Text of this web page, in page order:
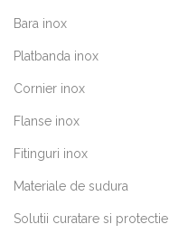
Bara inox
Platbanda inox
Cornier inox
Flanse inox
Fitinguri inox
Materiale de sudura
Solutii curatare si protectie